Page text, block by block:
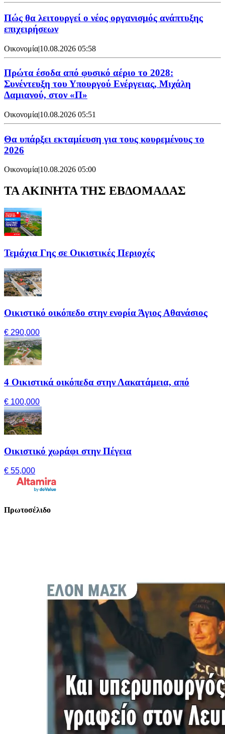
Πώς θα λειτουργεί ο νέος οργανισμός ανάπτυξης
επιχειρήσεων
Οικονομία|10.08.2026 05:58
Πρώτα έσοδα από φυσικό αέριο το 2028:
Συνέντευξη του Υπουργού Ενέργειας, Μιχάλη
Δαμιανού, στον «Π»
Οικονομία|10.08.2026 05:51
Θα υπάρξει εκταμίευση για τους κουρεμένους το
2026
Οικονομία|10.08.2026 05:00
ΤΑ ΑΚΙΝΗΤΑ ΤΗΣ ΕΒΔΟΜΑΔΑΣ
Τεμάχια Γης σε Οικιστικές Περιοχές
Οικιστικό οικόπεδο στην ενορία Άγιος Αθανάσιος
€ 290,000
4 Οικιστικά οικόπεδα στην Λακατάμεια, από
€ 100,000
Οικιστικό χωράφι στην Πέγεια
€ 55,000
Πρωτοσέλιδο